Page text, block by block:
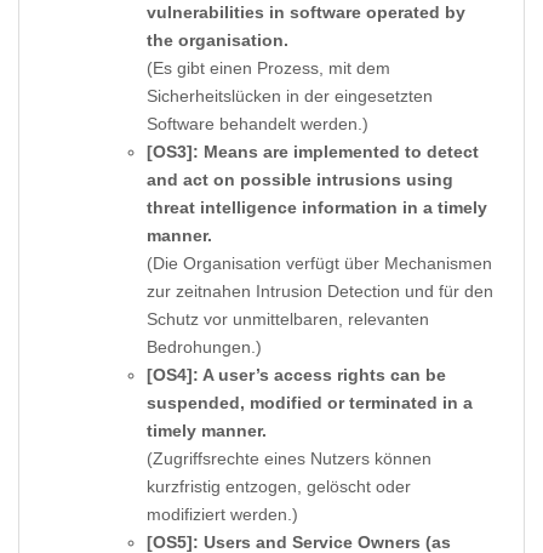
vulnerabilities in software operated by
the organisation.
(Es gibt einen Prozess, mit dem
Sicherheitslücken in der eingesetzten
Software behandelt werden.)
[OS3]: Means are implemented to detect
and act on possible intrusions using
threat intelligence information in a timely
manner.
(Die Organisation verfügt über Mechanismen
zur zeitnahen Intrusion Detection und für den
Schutz vor unmittelbaren, relevanten
Bedrohungen.)
[OS4]: A user’s access rights can be
suspended, modified or terminated in a
timely manner.
(Zugriffsrechte eines Nutzers können
kurzfristig entzogen, gelöscht oder
modifiziert werden.)
[OS5]: Users and Service Owners (as